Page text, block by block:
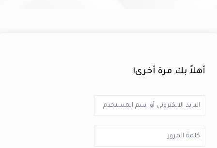
أهلاً بك مرة أخرى!